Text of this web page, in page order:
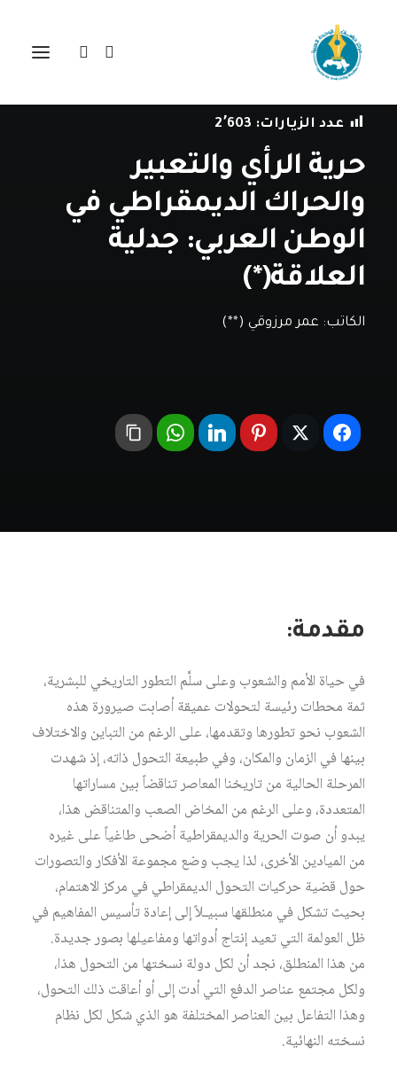
فيدراسات
عدد الزيارات: 2٬603
حرية الرأي والتعبير
والحراك الديمقراطي في
الوطن العربي: جدلية
العلاقة(*)
الكاتب: عمر مرزوقي (**)
مقدمة:
في حياة الأمم والشعوب وعلى سلَّم التطور التاريخي للبشرية،
ثمة محطات رئيسة لتحولات عميقة أصابت صيرورة هذه
الشعوب نحو تطورها وتقدمها، على الرغم من التباين والاختلاف
بينها في الزمان والمكان، وفي طبيعة التحول ذاته، إذ شهدت
المرحلة الحالية من تاريخنا المعاصر تناقضاً بين مساراتها
المتعددة، وعلى الرغم من المخاض الصعب والمتناقض هذا،
يبدو أن صوت الحرية والديمقراطية أضحى طاغياً على غيره
من الميادين الأخرى، لذا يجب وضع مجموعة الأفكار والتصورات
حول قضية حركيات التحول الديمقراطي في مركز الاهتمام،
بحيث تشكل في منطلقها سبيـلاً إلى إعادة تأسيس المفاهيم في
ظل العولمة التي تعيد إنتاج أدواتها ومفاعيلها بصور جديدة.
من هذا المنطلق، نجد أن لكل دولة نسختها من التحول هذا،
ولكل مجتمع عناصر الدفع التي أدت إلى أو أعاقت ذلك التحول،
وهذا التفاعل بين العناصر المختلفة هو الذي شكل لكل نظام
نسخته النهائية.